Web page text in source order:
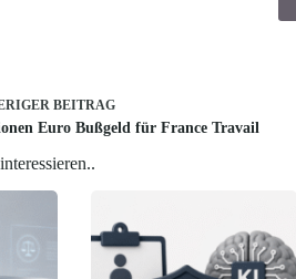
BEITRAG
Euro Bußgeld für France Travail